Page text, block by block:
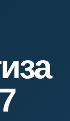
экспертиза
экспертиза
экспертиза
экспертиза